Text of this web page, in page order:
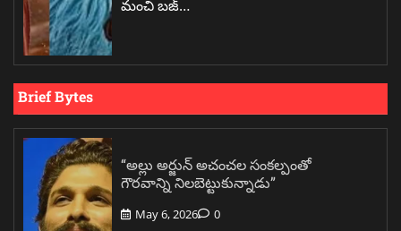
మంచి బజ్…
Brief Bytes
“అల్లు అర్జున్ అచంచల సంకల్పంతో
గౌరవాన్ని నిలబెట్టుకున్నాడు”
May 6, 2026 0